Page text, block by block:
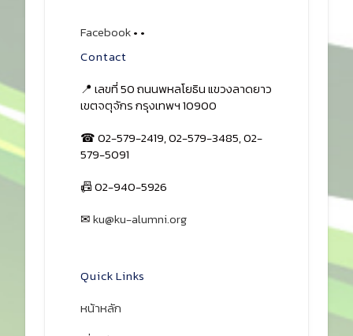
Facebook• •
Contact
📍 เลขที่ 50 ถนนพหลโยธิน แขวงลาดยาว
เขตจตุจักร กรุงเทพฯ 10900
☎ 02-579-2419, 02-579-3485, 02-
579-5091
📠 02-940-5926
✉ku@ku-alumni.org
Quick Links
หน้าหลัก